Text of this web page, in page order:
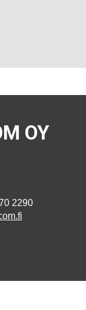
OY
2290